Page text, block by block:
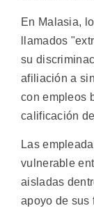
En Malasia,
llamados
su
afiliación a
con empleos
calificación
Las
vulnerable
aisladas
apoyo de sus